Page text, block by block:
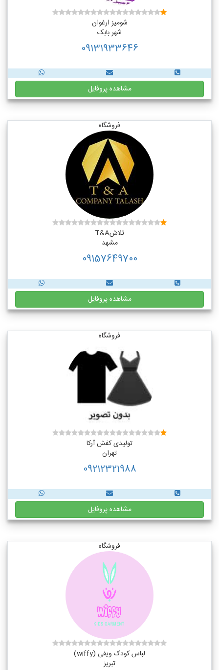
شومیز ارغوان
شهر بابک
09131933646
مشاهده پروفایل
فروشگاه
تلاشT&A
مشهد
09157649700
مشاهده پروفایل
فروشگاه
تولیدی کفش آرکا
تهران
09212321988
مشاهده پروفایل
فروشگاه
لباس کودک ویفی (wiffy)
تبریز